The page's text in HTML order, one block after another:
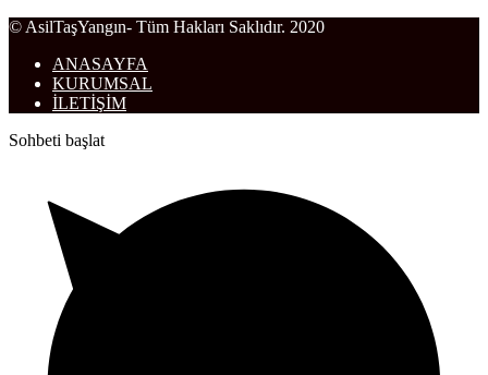
© AsilTaşYangın- Tüm Hakları Saklıdır. 2020
ANASAYFA
KURUMSAL
İLETİŞİM
Sohbeti başlat